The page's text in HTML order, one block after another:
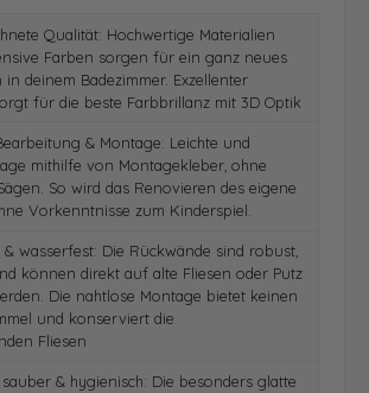
Qualität: Hochwertige Materialien
Farben sorgen für ein ganz neues
deinem Badezimmer. Exzellenter
für die beste Farbbrillanz mit 3D Optik
& Montage: Leichte und
mithilfe von Montagekleber, ohne
So wird das Renovieren des eigene
Vorkenntnisse zum Kinderspiel.
wasserfest: Die Rückwände sind robust,
können direkt auf alte Fliesen oder Putz
Die nahtlose Montage bietet keinen
und konserviert die
Fliesen
& hygienisch: Die besonders glatte